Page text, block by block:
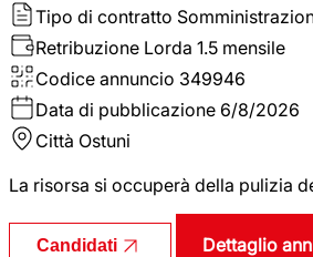
Tipo di contratto
Retribuzione Lorda 1.5 mensile
Codice annuncio 349946
Data di pubblicazione 6/8/2026
Città Ostuni
La risorsa si occuperà della pulizia
Candidati Dettaglio